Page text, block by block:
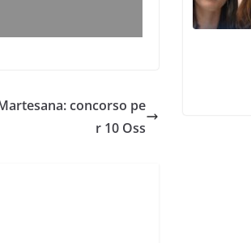
concorso pe
r 10 Oss